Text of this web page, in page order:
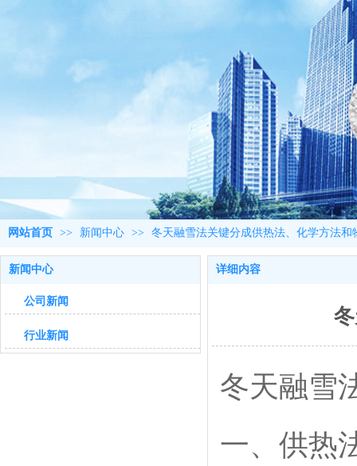
网站首页 >> 新闻中心 >> 冬天融雪法关键分成供热法、化学方法和
新闻中心
公司新闻
行业新闻
详细内容
冬天融雪
一、供热